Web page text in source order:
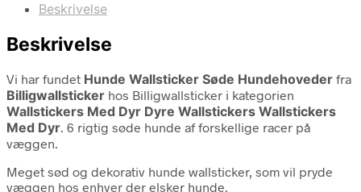
Beskrivelse
Beskrivelse
Vi har fundet Hunde Wallsticker Søde Hundehoveder fra
Billigwallsticker hos Billigwallsticker i kategorien
Wallstickers Med Dyr Dyre Wallstickers Wallstickers
Med Dyr. 6 rigtig søde hunde af forskellige racer på
væggen.
Meget sød og dekorativ hunde wallsticker, som vil pryde
væggen hos enhver der elsker hunde.